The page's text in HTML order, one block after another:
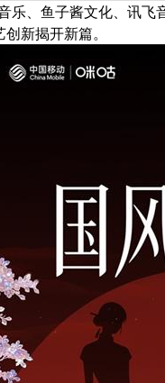
乐、鱼子酱文化、讯
新揭开新篇。